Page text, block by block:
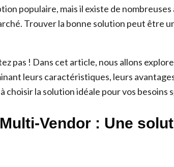
populaire, mais il existe de
Trouver la bonne solution peut être
pas ! Dans cet article, nous allons
leurs caractéristiques, leurs
choisir la solution idéale pour vos besoins
Vendor : Une